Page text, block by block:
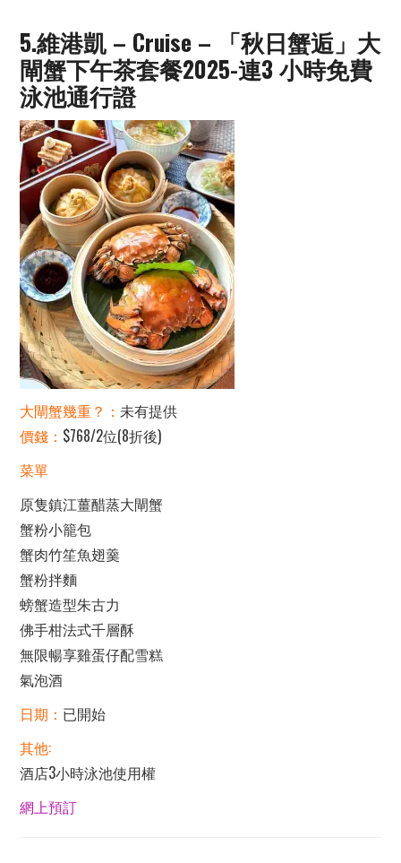
5.維港凱 – Cruise – 「秋日蟹逅」大
閘蟹下午茶套餐2025-連3 小時免費
泳池通行證
大閘蟹幾重？：未有提供
價錢： $768/2位(8折後)
菜單
原隻鎮江薑醋蒸大閘蟹
蟹粉小籠包
蟹肉竹笙魚翅羹
蟹粉拌麵
螃蟹造型朱古力
佛手柑法式千層酥
無限暢享雞蛋仔配雪糕
氣泡酒
日期： 已開始
其他:
酒店3小時泳池使用權
網上預訂